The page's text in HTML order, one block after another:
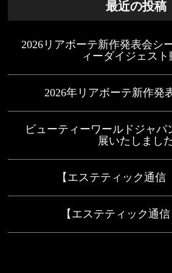
最近の投稿
2026リアボーテ新作発表会シ
ィーダイジェスト
2026年リアボーテ新作発
ビューティーワールドジャパ
展いたしまし
【エステティック通信
【エステティック通信